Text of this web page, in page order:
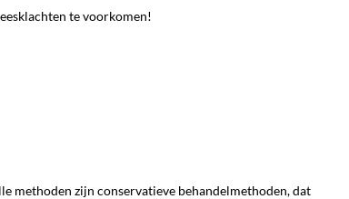
te voorkomen!
methoden zijn conservatieve behandelmethoden, dat